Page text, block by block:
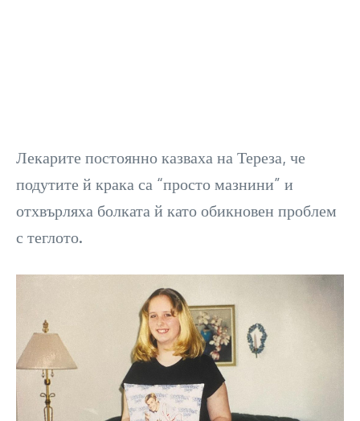
Лекарите постоянно казваха на Тереза, че
подутите й крака са “просто мазнини” и
отхвърляха болката й като обикновен проблем
с теглото.